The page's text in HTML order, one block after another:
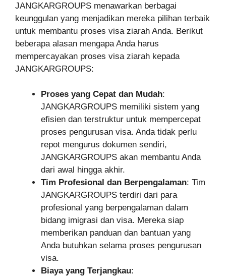
JANGKARGROUPS menawarkan berbagai
keunggulan yang menjadikan mereka pilihan terbaik
untuk membantu proses visa ziarah Anda. Berikut
beberapa alasan mengapa Anda harus
mempercayakan proses visa ziarah kepada
JANGKARGROUPS:
Proses yang Cepat dan Mudah:
JANGKARGROUPS memiliki sistem yang
efisien dan terstruktur untuk mempercepat
proses pengurusan visa. Anda tidak perlu
repot mengurus dokumen sendiri,
JANGKARGROUPS akan membantu Anda
dari awal hingga akhir.
Tim Profesional dan Berpengalaman: Tim
JANGKARGROUPS terdiri dari para
profesional yang berpengalaman dalam
bidang imigrasi dan visa. Mereka siap
memberikan panduan dan bantuan yang
Anda butuhkan selama proses pengurusan
visa.
Biaya yang Terjangkau: